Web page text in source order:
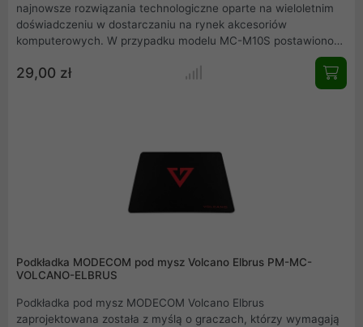
najnowsze rozwiązania technologiczne oparte na wieloletnim
doświadczeniu w dostarczaniu na rynek akcesoriów
komputerowych. W przypadku modelu MC-M10S postawiono
na komfort użytkowania stosując ultra ciche mikroprzełączniki.
Zdecydowanie zwiększa to komfort użytkowania w stosunku
do myszy z tradycyjnymi przełącznikami. Dzięki zastosowaniu
zakłócać panującej wokół ciszy.
29,00 zł
Podkładka MODECOM pod mysz Volcano Elbrus PM-MC-
VOLCANO-ELBRUS
Podkładka pod mysz MODECOM Volcano Elbrus
zaprojektowana została z myślą o graczach, którzy wymagają